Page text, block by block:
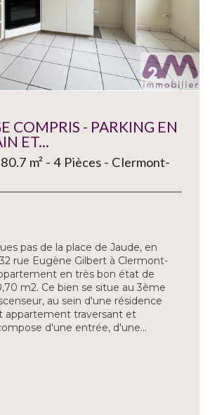
COMPRIS - PARKING EN
ET...
m² - 4 Pièces - Clermont-
pas de la place de Jaude, en
rue Eugène Gilbert à Clermont-
en très bon état de
m2. Ce bien se situe au 3ème
au sein d'une résidence
appartement traversant et
d'une entrée, d'une...